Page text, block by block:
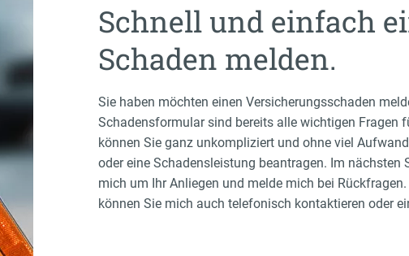
Schnell und einfach
Schaden melden.
Sie haben möchten einen Versicherungsschaden
Schadensformular sind bereits alle wichtigen Fragen
können Sie ganz unkompliziert und ohne viel
oder eine Schadensleistung beantragen. Im nächsten
mich um Ihr Anliegen und melde mich bei
können Sie mich auch telefonisch kontaktieren oder